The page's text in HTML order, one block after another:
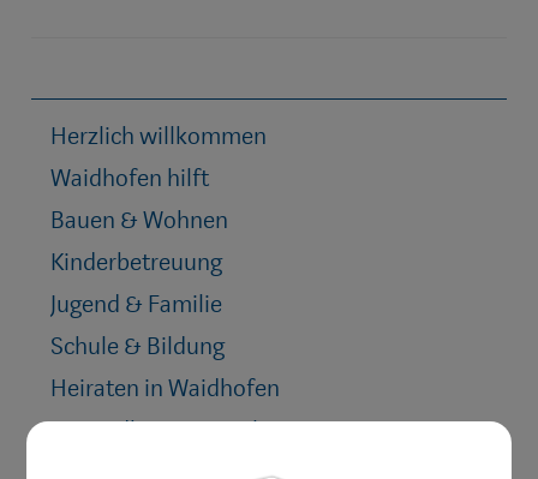
Herzlich willkommen
Waidhofen hilft
Bauen & Wohnen
Kinderbetreuung
Jugend & Familie
Schule & Bildung
Heiraten in Waidhofen
Gesundheit & Soziales